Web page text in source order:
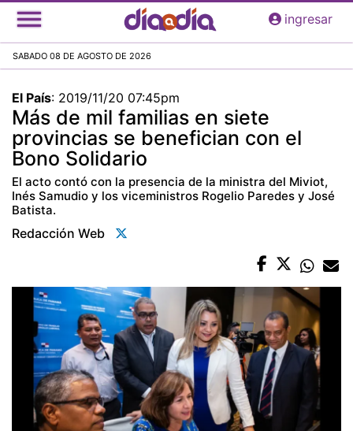
Pasar
al
principal
ingresar
SABADO 08 DE AGOSTO DE 2026
El País: 2019/11/20 07:45pm
Más de mil familias en siete
provincias se benefician con el
Bono Solidario
El acto contó con la presencia de la ministra del Miviot,
Inés Samudio y los viceministros Rogelio Paredes y José
Batista.
Redacción Web